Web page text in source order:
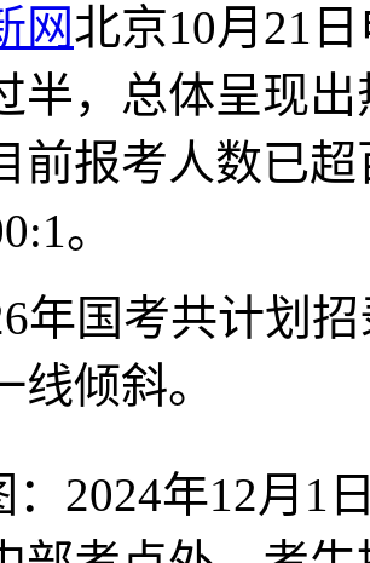
网北京10月21
半，总体呈现
前报考人数已
。
国考共计划招
线倾斜。
：2024年12月1